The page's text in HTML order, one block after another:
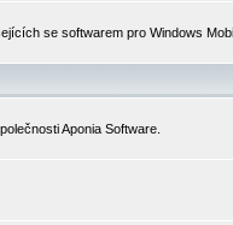
se softwarem pro Windows
Aponia Software.